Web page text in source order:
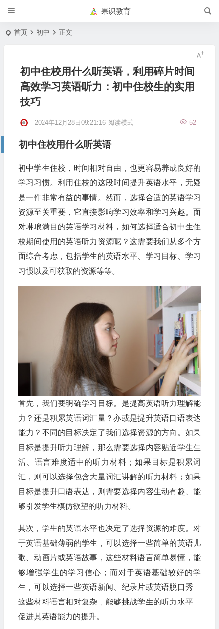
果识教育
首页 初中 正文
初中住校用什么听英语，利用碎片时间
高效学习英语听力：初中住校生的实用
技巧
2024年12月28日09:21:16 52
阅读模式
初中住校用什么听英语
初中学生住校，时间相对自由，也更容易养成良好的
学习习惯。利用住校的这段时间提升英语水平，无疑
是一件非常有益的事情。然而，选择合适的英语学习
资源至关重要，它直接影响学习效率和学习兴趣。面
对琳琅满目的英语学习材料，如何选择适合初中生住
校期间使用的英语听力资源呢？这需要我们从多个方
面综合考虑，包括学生的英语水平、学习目标、学习
习惯以及可获取的资源等等。
首先，我们要明确学习目标。是提高英语听力理解能
力？还是积累英语词汇量？亦或是提升英语口语表达
能力？不同的目标决定了我们选择资源的方向。如果
目标是提升听力理解，那么需要选择内容贴近学生生
活、语言难度适中的听力材料；如果目标是积累词
汇，则可以选择包含大量词汇讲解的听力材料；如果
目标是提升口语表达，则需要选择内容生动有趣、能
够引发学生模仿欲望的听力材料。
其次，学生的英语水平也决定了选择资源的难度。对
于英语基础薄弱的学生，可以选择一些简单的英语儿
歌、动画片或英语故事，这些材料语言简单易懂，能
够增强学生的学习信心；而对于英语基础较好的学
生，可以选择一些英语新闻、纪录片或英语脱口秀，
这些材料语言相对复杂，能够挑战学生的听力水平，
促进其英语能力的提升。